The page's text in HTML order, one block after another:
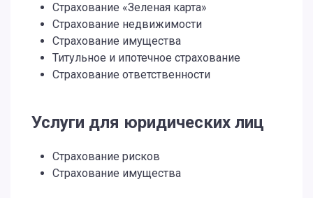
Страхование «Зеленая карта»
Страхование недвижимости
Страхование имущества
Титульное и ипотечное страхование
Страхование ответственности
Услуги для юридических лиц
Страхование рисков
Страхование имущества